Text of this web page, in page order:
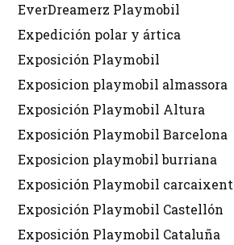
EverDreamerz Playmobil
Expedición polar y ártica
Exposición Playmobil
Exposicion playmobil almassora
Exposición Playmobil Altura
Exposición Playmobil Barcelona
Exposicion playmobil burriana
Exposición Playmobil carcaixent
Exposición Playmobil Castellón
Exposición Playmobil Cataluña